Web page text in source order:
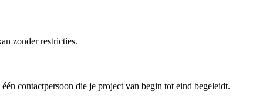
zonder restricties.
contactpersoon die je project van begin tot eind begeleidt.